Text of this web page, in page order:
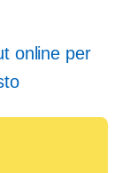
online per